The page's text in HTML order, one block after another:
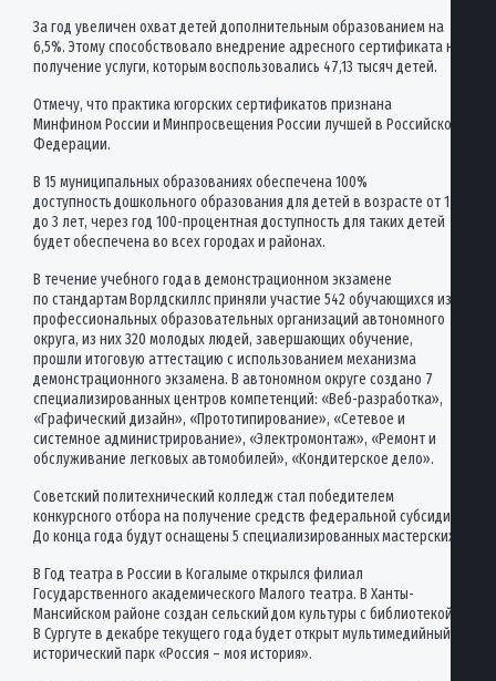
За год увеличен охват детей дополнительным образованием на
6,5%. Этому способствовало внедрение адресного сертификата на
получение услуги, которым воспользовались 47,13 тысяч детей.
Отмечу, что практика югорских сертификатов признана
Минфином России и Минпросвещения России лучшей в Российской
Федерации.
В 15 муниципальных образованиях обеспечена 100%
доступность дошкольного образования для детей в возрасте от 1,5
до 3 лет, через год 100-процентная доступность для таких детей
будет обеспечена во всех городах и районах.
В течение учебного года в демонстрационном экзамене
по стандартам Ворлдскиллс приняли участие 542 обучающихся из
профессиональных образовательных организаций автономного
округа, из них 320 молодых людей, завершающих обучение,
прошли итоговую аттестацию с использованием механизма
демонстрационного экзамена. В автономном округе создано 7
специализированных центров компетенций: «Веб-разработка»,
«Графический дизайн», «Прототипирование», «Сетевое и
системное администрирование», «Электромонтаж», «Ремонт и
обслуживание легковых автомобилей», «Кондитерское дело».
Советский политехнический колледж стал победителем
конкурсного отбора на получение средств федеральной субсидии.
До конца года будут оснащены 5 специализированных мастерских.
В Год театра в России в Когалыме открылся филиал
Государственного академического Малого театра. В Ханты-
Мансийском районе создан сельский дом культуры с библиотекой.
В Сургуте в декабре текущего года будет открыт мультимедийный
исторический парк «Россия – моя история».